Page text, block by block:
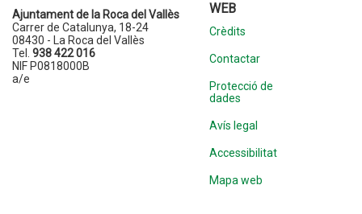
Ajuntament de la Roca del Vallès
Carrer de Catalunya, 18-24
08430 - La Roca del Vallès
Tel. 938 422 016
NIF P0818000B
a/e
WEB
Crèdits
Contactar
Protecció de
dades
Avís legal
Accessibilitat
Mapa web